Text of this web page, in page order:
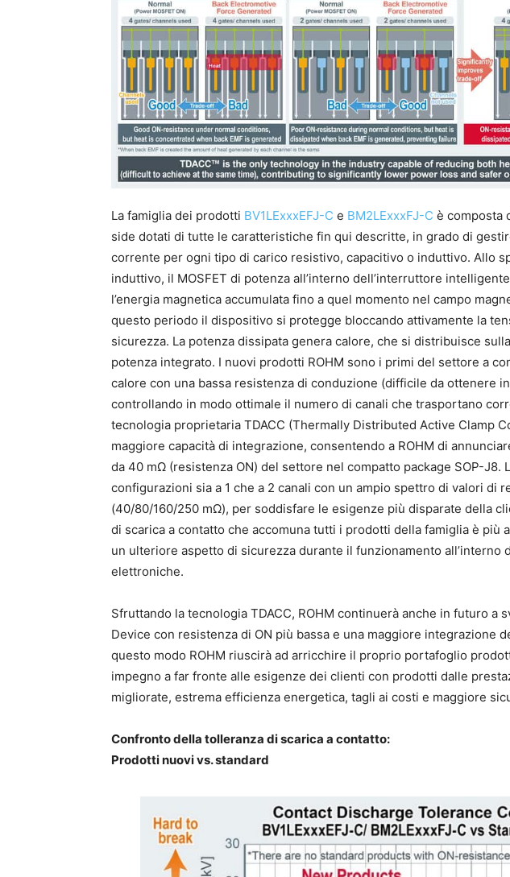
La famiglia dei prodotti BV1LExxxEFJ-C e BM2LExxxFJ-C è composta
side dotati di tutte le caratteristiche fin qui descritte, in grado di
corrente per ogni tipo di carico resistivo, capacitivo o induttivo. Allo
induttivo, il MOSFET di potenza all’interno dell’interruttore
l’energia magnetica accumulata fino a quel momento nel campo
questo periodo il dispositivo si protegge bloccando attivamente la
sicurezza. La potenza dissipata genera calore, che si distribuisce
potenza integrato. I nuovi prodotti ROHM sono i primi del settore a
calore con una bassa resistenza di conduzione (difficile da ottenere
controllando in modo ottimale il numero di canali che trasportano
tecnologia proprietaria TDACC (Thermally Distributed Active Clamp
maggiore capacità di integrazione, consentendo a ROHM di
da 40 mΩ (resistenza ON) del settore nel compatto package SOP-J8.
configurazioni sia a 1 che a 2 canali con un ampio spettro di valori di
(40/80/160/250 mΩ), per soddisfare le esigenze più disparate della
di scarica a contatto che accomuna tutti i prodotti della famiglia è più
un ulteriore aspetto di sicurezza durante il funzionamento all’interno
elettroniche.
Sfruttando la tecnologia TDACC, ROHM continuerà anche in futuro a
Device con resistenza di ON più bassa e una maggiore integrazione
questo modo ROHM riuscirà ad arricchire il proprio portafoglio
impegno a far fronte alle esigenze dei clienti con prodotti dalle
migliorate, estrema efficienza energetica, tagli ai costi e maggiore
Confronto della tolleranza di scarica a contatto:
Prodotti nuovi vs. standard